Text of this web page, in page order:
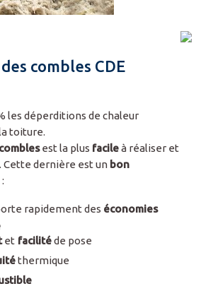
combles CDE
les déperditions de chaleur
toiture.
est la plus facileà réaliser et
. Cette dernière est un bon
:
rapidement des économies
et facilitéde pose
thermique